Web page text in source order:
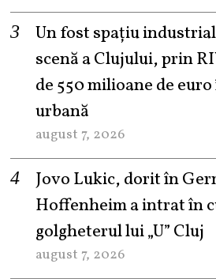
Un fost spațiu
scenă a Clujului, prin
de 550 milioane de
urbană
august 7, 2026
Jovo Lukic, dorit în
Hoffenheim a intrat în
golgheterul lui „U” Cluj
august 7, 2026